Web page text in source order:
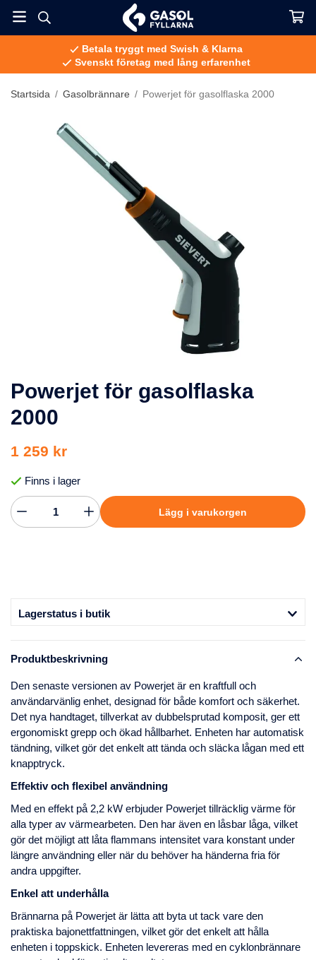
Betala tryggt med Swish & Klarna
Svenskt företag med lång erfarenhet
Startsida / Gasolbrännare / Powerjet för gasolflaska 2000
Powerjet för gasolflaska
2000
1 259 kr
Finns i lager
Lägg i varukorgen
Lagerstatus i butik
Produktbeskrivning
Den senaste versionen av Powerjet är en kraftfull och
användarvänlig enhet, designad för både komfort och säkerhet.
Det nya handtaget, tillverkat av dubbelsprutad komposit, ger ett
ergonomiskt grepp och ökad hållbarhet. Enheten har automatisk
tändning, vilket gör det enkelt att tända och släcka lågan med ett
knapptryck.
Effektiv och flexibel användning
Med en effekt på 2,2 kW erbjuder Powerjet tillräcklig värme för
alla typer av värmearbeten. Den har även en låsbar låga, vilket
gör det möjligt att låta flammans intensitet vara konstant under
längre användning eller när du behöver ha händerna fria för
andra uppgifter.
Enkel att underhålla
Brännarna på Powerjet är lätta att byta ut tack vare den
praktiska bajonettfattningen, vilket gör det enkelt att hålla
enheten i toppskick. Enheten levereras med en cyklonbrännare